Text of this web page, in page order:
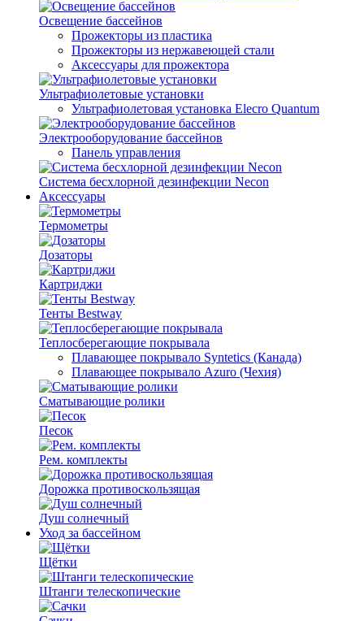
Освещение бассейнов
Прожекторы из пластика
Прожекторы из нержавеющей стали
Аксессуары для прожектора
Ультрафиолетовые установки
Ультрафиолетовая установка Elecro Quantum
Электрооборудование бассейнов
Панель управления
Система бесхлорной дезинфекции Necon
Аксессуары
Термометры
Дозаторы
Картриджи
Тенты Bestway
Теплосберегающие покрывала
Плавающее покрывало Syntetics (Канада)
Плавающее покрывало Azuro (Чехия)
Сматывающие ролики
Песок
Рем. комплекты
Дорожка противоскользящая
Душ солнечный
Уход за бассейном
Щётки
Штанги телескопические